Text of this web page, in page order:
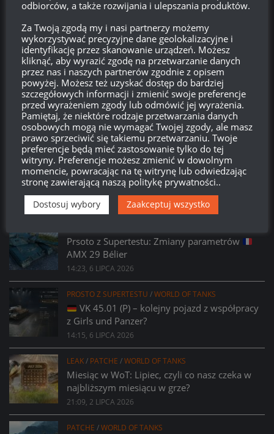
Kanał komentarzy
WordPress.org
Brakwierzchołka drzewkaod:
579
Dni
07
Godzin
57
Minut
16
Sekund
Prsoto z Supertestu: Zmiany parametrów
AMX 29 Bélier
14:23, 6 LIPCA 2026
PROSTO Z SUPERTESTU /WORLD OF TANKS
VK 45.01 (P) – kolejny pojazd z współpracy
z Girls und Panzer?
14:15, 6 LIPCA 2026
LEAK/ PATCHE /WORLD OF TANKS
Miesiąc w WoT: Lipiec, czyli co nasz czeka w
najbliższym miesiącu w grze?
21:09, 2 LIPCA 2026
PATCHE /WORLD OF TANKS
odbiorców, a także rozwijania i ulepszania produktów.
Za Twoją zgodą my i nasi partnerzy możemy
wykorzystywać precyzyjne dane geolokalizacyjne i
identyfikację przez skanowanie urządzeń. Możesz
kliknąć, aby wyrazić zgodę na przetwarzanie danych
przez nas i naszych partnerów zgodnie z opisem
powyżej. Możesz też uzyskać dostęp do bardziej
szczegółowych informacji i zmienić swoje preferencje
przed wyrażeniem zgody lub odmówić jej wyrażenia.
Pamiętaj, że niektóre rodzaje przetwarzania danych
osobowych mogą nie wymagać Twojej zgody, ale masz
prawo sprzeciwić się takiemu przetwarzaniu. Twoje
preferencje będą mieć zastosowanie tylko do tej
witryny. Preferencje możesz zmienić w dowolnym
momencie, powracając na tę witrynę lub odwiedzając
stronę zawierającą naszą politykę prywatności..
Dostosuj wybory Zaakceptuj wszystko